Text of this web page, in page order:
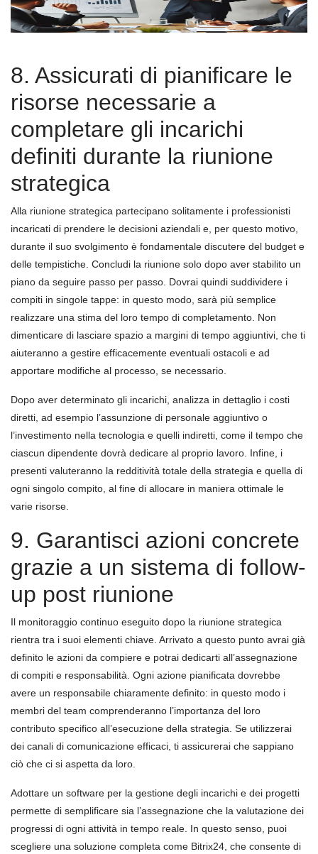
8. Assicurati di pianificare le
risorse necessarie a
completare gli incarichi
definiti durante la riunione
strategica
Alla riunione strategica partecipano solitamente i professionisti
incaricati di prendere le decisioni aziendali e, per questo motivo,
durante il suo svolgimento è fondamentale discutere del budget e
delle tempistiche. Concludi la riunione solo dopo aver stabilito un
piano da seguire passo per passo. Dovrai quindi suddividere i
compiti in singole tappe: in questo modo, sarà più semplice
realizzare una stima del loro tempo di completamento. Non
dimenticare di lasciare spazio a margini di tempo aggiuntivi, che ti
aiuteranno a gestire efficacemente eventuali ostacoli e ad
apportare modifiche al processo, se necessario.
Dopo aver determinato gli incarichi, analizza in dettaglio i costi
diretti, ad esempio l’assunzione di personale aggiuntivo o
l’investimento nella tecnologia e quelli indiretti, come il tempo che
ciascun dipendente dovrà dedicare al proprio lavoro. Infine, i
presenti valuteranno la redditività totale della strategia e quella di
ogni singolo compito, al fine di allocare in maniera ottimale le
varie risorse.
9. Garantisci azioni concrete
grazie a un sistema di follow-
up post riunione
Il monitoraggio continuo eseguito dopo la riunione strategica
rientra tra i suoi elementi chiave. Arrivato a questo punto avrai già
definito le azioni da compiere e potrai dedicarti all’assegnazione
di compiti e responsabilità. Ogni azione pianificata dovrebbe
avere un responsabile chiaramente definito: in questo modo i
membri del team comprenderanno l’importanza del loro
contributo specifico all’esecuzione della strategia. Se utilizzerai
dei canali di comunicazione efficaci, ti assicurerai che sappiano
ciò che ci si aspetta da loro.
Adottare un software per la gestione degli incarichi e dei progetti
permette di semplificare sia l’assegnazione che la valutazione dei
progressi di ogni attività in tempo reale. In questo senso, puoi
scegliere una soluzione completa come Bitrix24, che consente di